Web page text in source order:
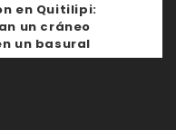
en Quitilipi:
un cráneo
un basural